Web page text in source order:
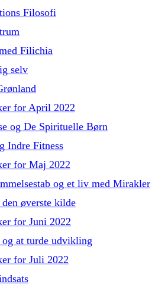
Filosofi
Filichia
selv
for April 2022
og De Spirituelle Børn
Indre Fitness
for Maj 2022
og et liv med Mirakler
øverste kilde
for Juni 2022
at turde udvikling
for Juli 2022